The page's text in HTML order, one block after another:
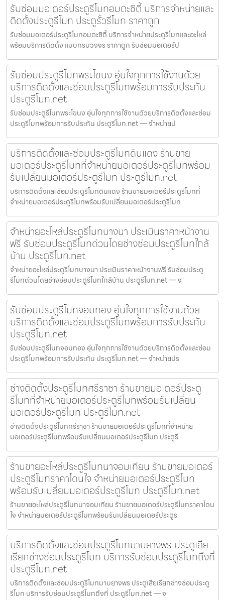
รับซ่อมมอเตอร์ประตูรีโมทอมตะซิตี้ บริการจำหน่ายและ
ติดตั้งประตูรีโมท ประตูรั้วรีโมท ราคาถูก
รับซ่อมมอเตอร์ประตูรีโมทอมตะซิตี้ บริการจำหน่ายประตูรีโมทและอะไหล่
พร้อมบริการติดตั้ง แบบครบวงจร ราคาถูก รับซ่อมมอเตอร์ป
รับซ่อมประตูรีโมทพระโขนง อุ่นใจทุกการใช้งานด้วย
บริการติดตั้งและซ่อมประตูรีโมทพร้อมการรับประกัน
ประตูรีโมท.net
รับซ่อมประตูรีโมทพระโขนง อุ่นใจทุกการใช้งานด้วยบริการติดตั้งและซ่อม
ประตูรีโมทพร้อมการรับประกัน ประตูรีโมท.net — จำหน่ายป
บริการติดตั้งและซ่อมประตูรีโมทดินแดง ร้านขาย
มอเตอร์ประตูรีโมทที่จำหน่ายมอเตอร์ประตูรีโมทพร้อม
รับเปลี่ยนมอเตอร์ประตูรีโมท ประตูรีโมท.net
บริการติดตั้งและซ่อมประตูรีโมทดินแดง ร้านขายมอเตอร์ประตูรีโมทที่
จำหน่ายมอเตอร์ประตูรีโมทพร้อมรับเปลี่ยนมอเตอร์ประตูรีโมท
จำหน่ายอะไหล่ประตูรีโมทบางนา ประเมินราคาหน้างาน
ฟรี รับซ่อมประตูรีโมทด่วนโดยช่างซ่อมประตูรีโมทใกล้
บ้าน ประตูรีโมท.net
จำหน่ายอะไหล่ประตูรีโมทบางนา ประเมินราคาหน้างานฟรี รับซ่อมประตู
รีโมทด่วนโดยช่างซ่อมประตูรีโมทใกล้บ้าน ประตูรีโมท.net — จ
รับซ่อมประตูรีโมทจอมทอง อุ่นใจทุกการใช้งานด้วย
บริการติดตั้งและซ่อมประตูรีโมทพร้อมการรับประกัน
ประตูรีโมท.net
รับซ่อมประตูรีโมทจอมทอง อุ่นใจทุกการใช้งานด้วยบริการติดตั้งและซ่อม
ประตูรีโมทพร้อมการรับประกัน ประตูรีโมท.net — จำหน่ายปร
ช่างติดตั้งประตูรีโมทศรีราชา ร้านขายมอเตอร์ประตู
รีโมทที่จำหน่ายมอเตอร์ประตูรีโมทพร้อมรับเปลี่ยน
มอเตอร์ประตูรีโมท ประตูรีโมท.net
ช่างติดตั้งประตูรีโมทศรีราชา ร้านขายมอเตอร์ประตูรีโมทที่จำหน่าย
มอเตอร์ประตูรีโมทพร้อมรับเปลี่ยนมอเตอร์ประตูรีโมท ประตูรี
ร้านขายอะไหล่ประตูรีโมทนาจอมเทียน ร้านขายมอเตอร์
ประตูรีโมทราคาโดนใจ จำหน่ายมอเตอร์ประตูรีโมท
พร้อมรับเปลี่ยนมอเตอร์ประตูรีโมท ประตูรีโมท.net
ร้านขายอะไหล่ประตูรีโมทนาจอมเทียน ร้านขายมอเตอร์ประตูรีโมทราคาโดน
ใจ จำหน่ายมอเตอร์ประตูรีโมทพร้อมรับเปลี่ยนมอเตอร์ประตูร
บริการติดตั้งและซ่อมประตูรีโมทมาบยางพร ประตูเสีย
เรียกช่างซ่อมประตูรีโมท บริการรับซ่อมประตูรีโมทถึงที่
ประตูรีโมท.net
บริการติดตั้งและซ่อมประตูรีโมทมาบยางพร ประตูเสียเรียกช่างซ่อมประตู
รีโมท บริการรับซ่อมประตูรีโมทถึงที่ ประตูรีโมท.net — จ